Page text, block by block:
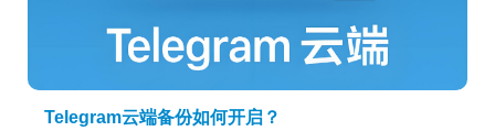
Telegram云端备份如何开启？